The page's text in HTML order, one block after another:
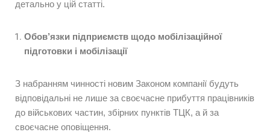
детально у цій статті.
Обов’язки підприємств щодо мобілізаційної
підготовки і мобілізації
З набранням чинності новим Законом компанії будуть
відповідальні не лише за своєчасне прибуття працівників
до військових частин, збірних пунктів ТЦК, а й за
своєчасне оповіщення.